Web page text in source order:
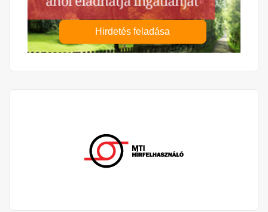
Hirdetés feladása